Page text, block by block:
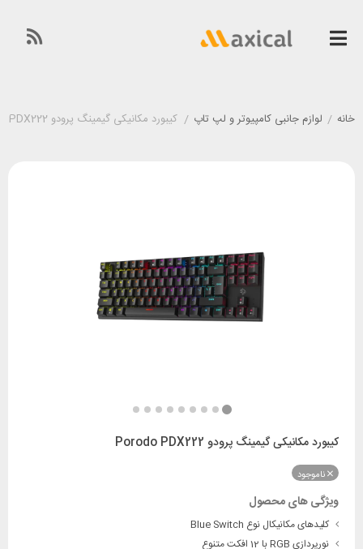
خانه / لوازم جانبی کامپیوتر و لپ تاپ / کیبورد مکانیکی گیمینگ پرودو Porodo PDX222
کیبورد مکانیکی گیمینگ پرودو Porodo PDX222
ناموجود
ویژگی های محصول
کلیدهای مکانیکال نوع Blue Switch
نورپردازی RGB با 12 افکت‌ متنوع